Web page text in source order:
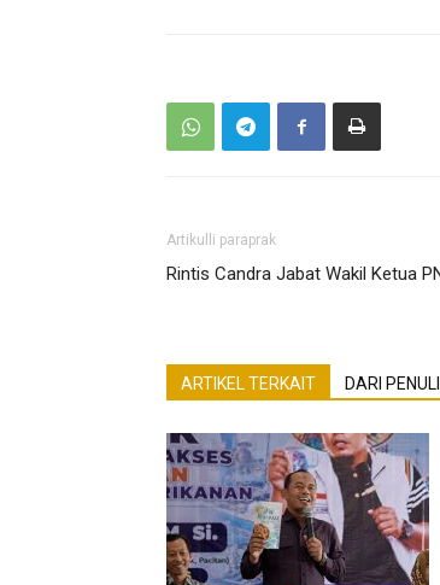
Artikulli paraprak
Rintis Candra Jabat Wakil Ketua
ARTIKEL TERKAIT DARI